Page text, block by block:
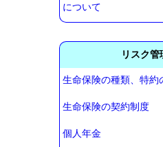
について
リスク管
生命保険の種類、特約
生命保険の契約制度
個人年金